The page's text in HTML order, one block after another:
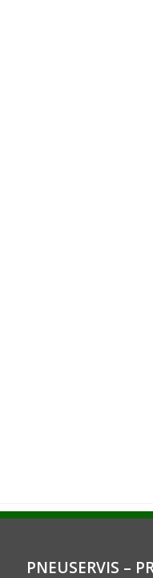
PNEUSERVIS –